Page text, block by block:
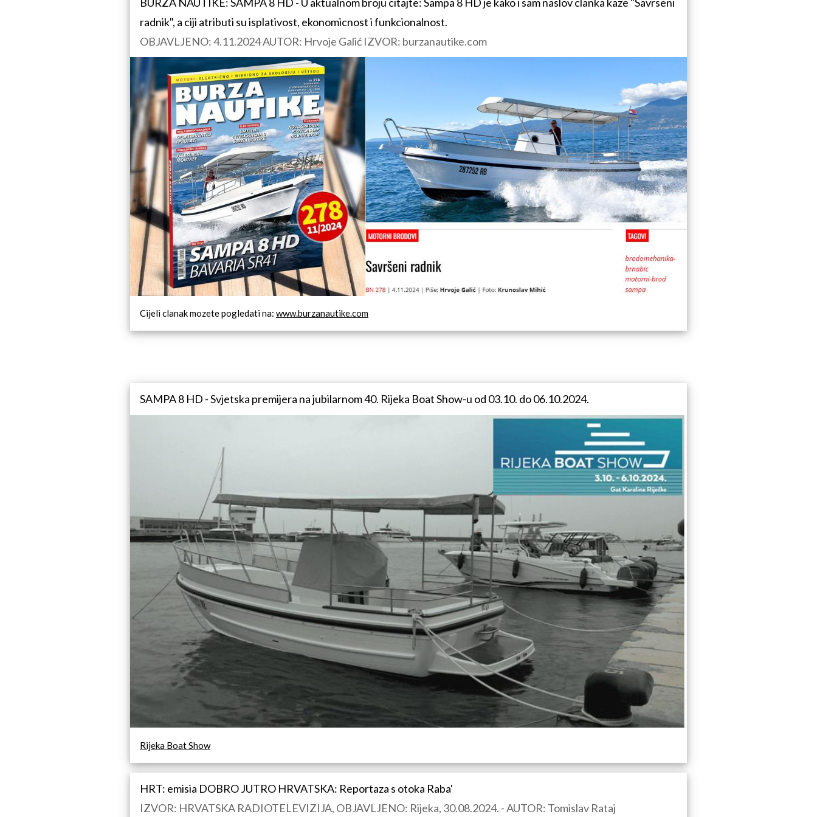
radnik", a ciji atributi su isplativost, ekonomicnost i funkcionalnost.
OBJAVLJENO: 4.11.2024 AUTOR: Hrvoje Galić IZVOR: burzanautike.com
Cijeli clanak mozete pogledati na: www.burzanautike.com
SAMPA 8 HD - Svjetska premijera na jubilarnom 40. Rijeka Boat Show-u od 03.10. do 06.10.2024.
Rijeka Boat Show
HRT: emisia DOBRO JUTRO HRVATSKA: Reportaza s otoka Raba'
IZVOR: HRVATSKA RADIOTELEVIZIJA, OBJAVLJENO: Rijeka, 30.08.2024. - AUTOR: Tomislav Rataj